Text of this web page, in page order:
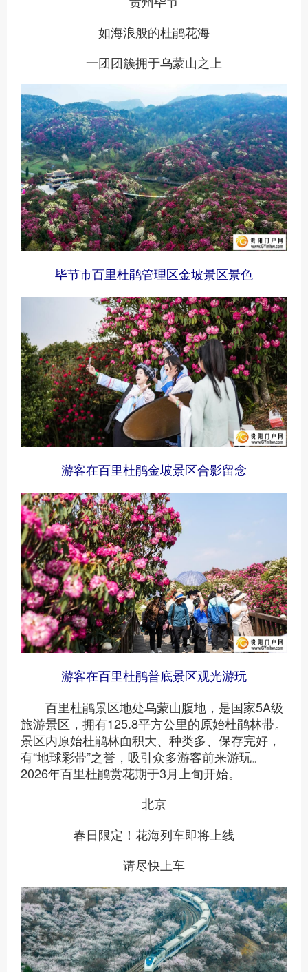
如海浪般的杜鹃花海
一团团簇拥于乌蒙山之上
毕节市百里杜鹃管理区金坡景区景色
游客在百里杜鹃金坡景区合影留念
游客在百里杜鹃普底景区观光游玩
百里杜鹃景区地处乌蒙山腹地，是国家5A级
旅游景区，拥有125.8平方公里的原始杜鹃林带。
景区内原始杜鹃林面积大、种类多、保存完好，
有“地球彩带”之誉，吸引众多游客前来游玩。
2026年百里杜鹃赏花期于3月上旬开始。
北京
春日限定！花海列车即将上线
请尽快上车